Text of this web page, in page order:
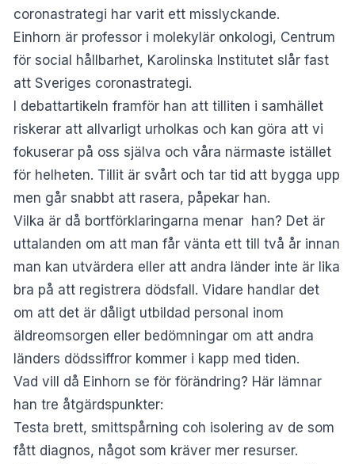
coronastrategi har varit ett misslyckande.
Einhorn är professor i molekylär onkologi, Centrum
för social hållbarhet, Karolinska Institutet slår fast
att Sveriges coronastrategi.
I debattartikeln framför han att tilliten i samhället
riskerar att allvarligt urholkas och kan göra att vi
fokuserar på oss själva och våra närmaste istället
för helheten. Tillit är svårt och tar tid att bygga upp
men går snabbt att rasera, påpekar han.
Vilka är då bortförklaringarna menar han? Det är
uttalanden om att man får vänta ett till två år innan
man kan utvärdera eller att andra länder inte är lika
bra på att registrera dödsfall. Vidare handlar det
om att det är dåligt utbildad personal inom
äldreomsorgen eller bedömningar om att andra
länders dödssiffror kommer i kapp med tiden.
Vad vill då Einhorn se för förändring? Här lämnar
han tre åtgärdspunkter:
Testa brett, smittspårning coh isolering av de som
fått diagnos, något som kräver mer resurser.